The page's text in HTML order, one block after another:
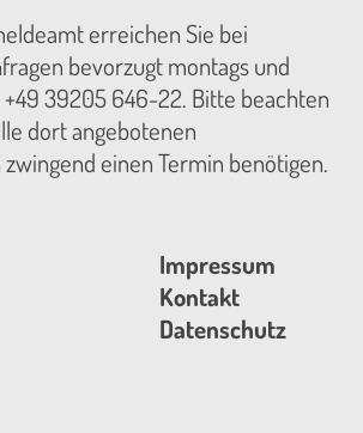
erreichen Sie bei
bevorzugt montags und
39205 646-22. Bitte beachten
dort angebotenen
einen Termin benötigen.
Impressum
Kontakt
Datenschutz